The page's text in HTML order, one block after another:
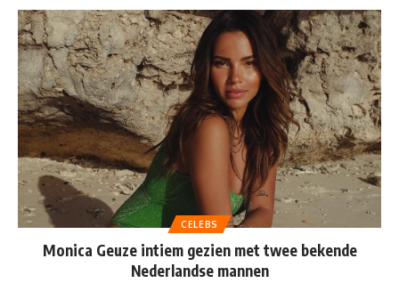
CELEBS
Monica Geuze intiem gezien met twee bekende
Nederlandse mannen